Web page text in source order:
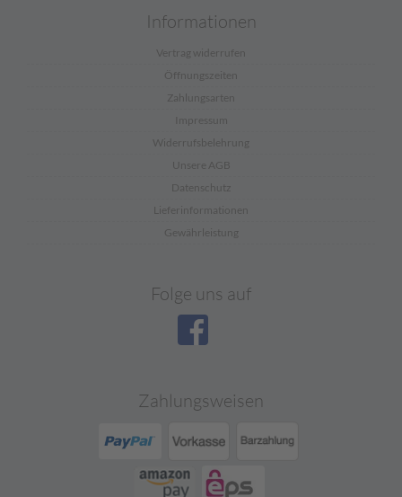
Informationen
Vertrag widerrufen
Öffnungszeiten
Zahlungsarten
Impressum
Widerrufsbelehrung
Unsere AGB
Datenschutz
Lieferinformationen
Gewährleistung
Folge uns auf
Zahlungsweisen